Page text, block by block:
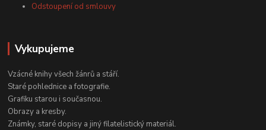
Odstoupení od smlouvy
Vykupujeme
Vzácné knihy všech žánrů a stáří.
Staré pohlednice a fotografie.
Grafiku starou i současnou.
Obrazy a kresby.
Známky, staré dopisy a jiný filatelistický materiál.